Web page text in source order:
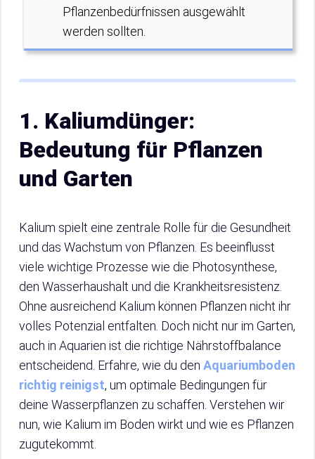
Pflanzenbedürfnissen ausgewählt
werden sollten.
1. Kaliumdünger:
Bedeutung für Pflanzen
und Garten
Kalium spielt eine zentrale Rolle für die Gesundheit
und das Wachstum von Pflanzen. Es beeinflusst
viele wichtige Prozesse wie die Photosynthese,
den Wasserhaushalt und die Krankheitsresistenz.
Ohne ausreichend Kalium können Pflanzen nicht ihr
volles Potenzial entfalten. Doch nicht nur im Garten,
auch in Aquarien ist die richtige Nährstoffbalance
entscheidend. Erfahre, wie du den Aquariumboden
richtig reinigst, um optimale Bedingungen für
deine Wasserpflanzen zu schaffen. Verstehen wir
nun, wie Kalium im Boden wirkt und wie es Pflanzen
zugutekommt.